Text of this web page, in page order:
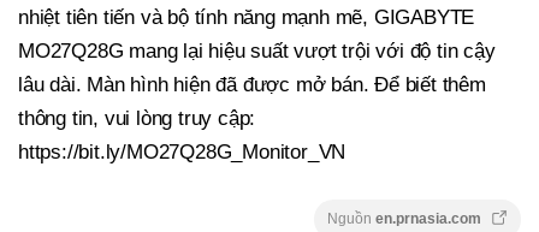
nhiệt tiên tiến và bộ tính năng mạnh mẽ, GIGABYTE
MO27Q28G mang lại hiệu suất vượt trội với độ tin cậy
lâu dài. Màn hình hiện đã được mở bán. Để biết thêm
thông tin, vui lòng truy cập:
https://bit.ly/MO27Q28G_Monitor_VN
Nguồn en.prnasia.com